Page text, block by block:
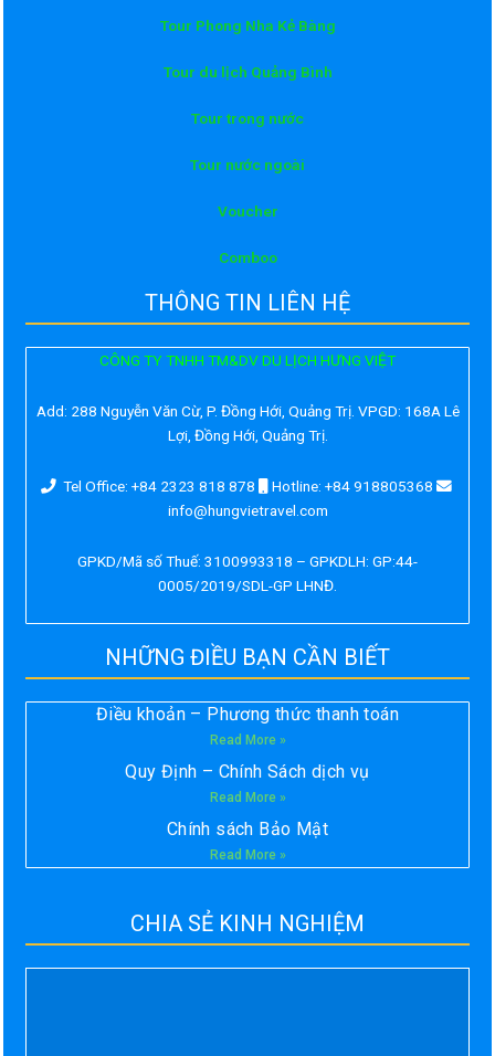
Tour Phong Nha Kẻ Bàng
Tour du lịch Quảng Bình
Tour trong nước
Tour nước ngoài
Voucher
Comboo
THÔNG TIN LIÊN HỆ
CÔNG TY TNHH TM&DV DU LỊCH HƯNG VIỆT
Add: 288 Nguyễn Văn Cừ, P. Đồng Hới, Quảng Trị. VPGD: 168A Lê
Lợi, Đồng Hới, Quảng Trị.
Tel Office: +84 2323 818 878
Hotline: +84 918805368
info@hungvietravel.com
GPKD/Mã số Thuế: 3100993318 – GPKDLH: GP:44-
0005/2019/SDL-GP LHNĐ.
NHỮNG ĐIỀU BẠN CẦN BIẾT
Điều khoản – Phương thức thanh toán
Read More »
Quy Định – Chính Sách dịch vụ
Read More »
Chính sách Bảo Mật
Read More »
CHIA SẺ KINH NGHIỆM